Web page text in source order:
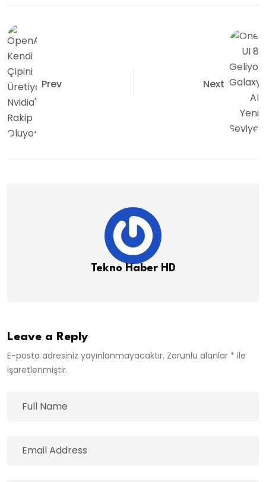
Prev Next
Tekno Haber HD
Leave a Reply
E-posta adresiniz yayınlanmayacaktır. Zorunlu alanlar * ile
işaretlenmiştir.